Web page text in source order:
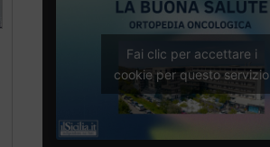
Fai clic per accettare i
cookie per questo servizio